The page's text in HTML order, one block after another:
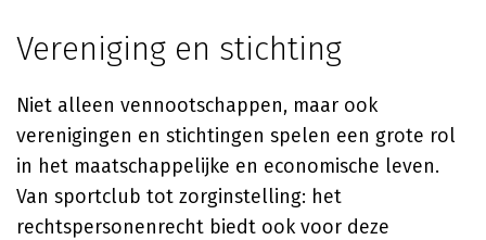
Vereniging en stichting
Niet alleen vennootschappen, maar ook
verenigingen en stichtingen spelen een grote rol
in het maatschappelijke en economische leven.
Van sportclub tot zorginstelling: het
rechtspersonenrecht biedt ook voor deze